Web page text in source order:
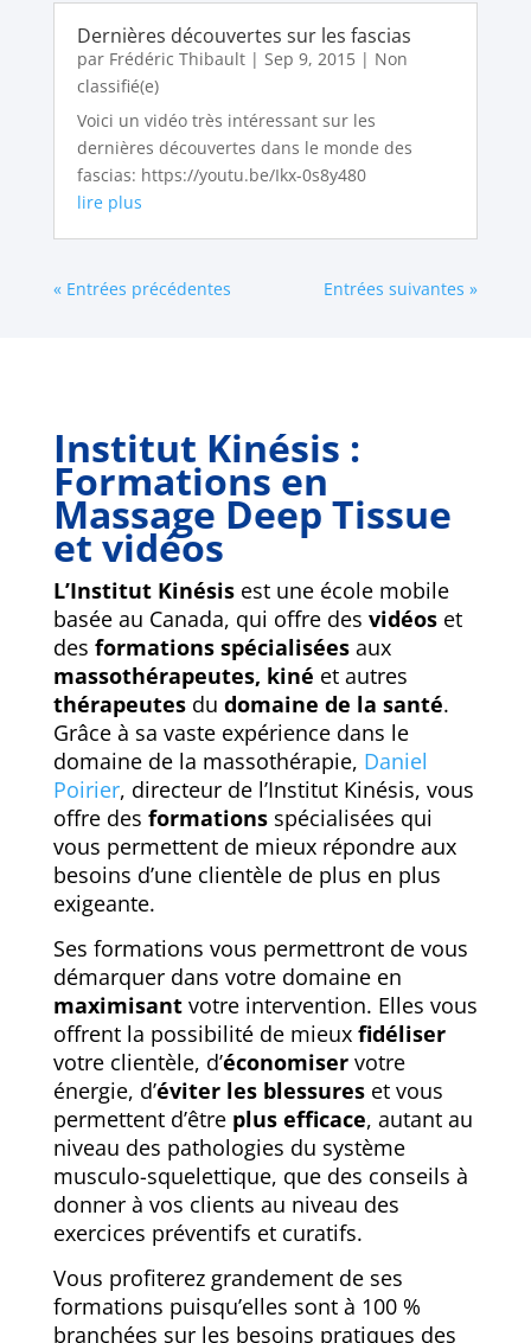
Dernières découvertes sur les fascias
par Frédéric Thibault| Sep 9, 2015| Non
classifié(e)
Voici un vidéo très intéressant sur les
dernières découvertes dans le monde des
fascias: https://youtu.be/Ikx-0s8y480
lire plus
« Entrées précédentes Entrées suivantes »
Institut Kinésis :
Formations en
Massage Deep Tissue
et vidéos
L’Institut Kinésisest une école mobile
basée au Canada, qui offre des vidéoset
des formations spécialiséesaux
massothérapeutes, kiné et autres
thérapeutesdu domaine de la santé.
Grâce à sa vaste expérience dans le
domaine de la massothérapie, Daniel
Poirier, directeur de l’Institut Kinésis, vous
offre des formationsspécialisées qui
vous permettent de mieux répondre aux
besoins d’une clientèle de plus en plus
exigeante.
Ses formations vous permettront de vous
démarquer dans votre domaine en
maximisantvotre intervention. Elles vous
offrent la possibilité de mieux fidéliser
votre clientèle, d’économiservotre
énergie, d’éviter les blessureset vous
permettent d’êtreplus efficace, autant au
niveau des pathologies du système
musculo-squelettique, que des conseils à
donner à vos clients au niveau des
exercices préventifs et curatifs.
Vous profiterez grandement de ses
formations puisqu’elles sont à 100 %
branchées sur les besoins pratiques des